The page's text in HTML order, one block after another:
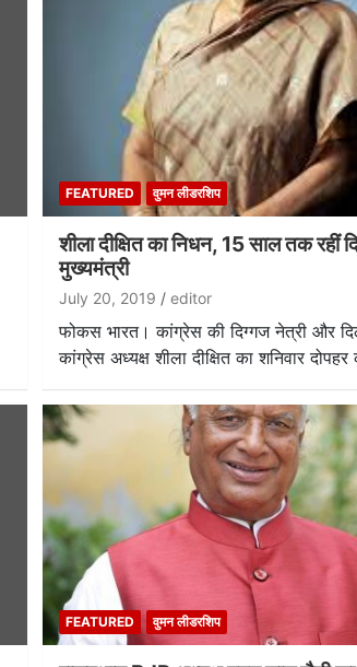
FEATURED वुमन लीडरशिप
शीला दीक्षित का निधन, 15 साल तक रहीं
मुख्यमंत्री
July 20, 2019 editor
फोकस भारत। कांग्रेस की दिग्गज नेत्री और
कांग्रेस अध्यक्ष शीला दीक्षित का शनिवार
FEATURED वुमन लीडरशिप